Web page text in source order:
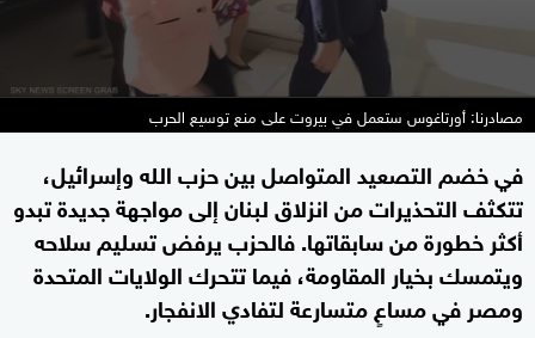
مصادرنا: أورتاغوس ستعمل في بيروت على منع توسيع الحرب
في خضم التصعيد المتواصل بين حزب الله وإسرائيل،
تتكثف التحذيرات من انزلاق لبنان إلى مواجهة جديدة تبدو
أكثر خطورة من سابقاتها. فالحزب يرفض تسليم سلاحه
ويتمسك بخيار المقاومة، فيما تتحرك الولايات المتحدة
ومصر في مساعٍ متسارعة لتفادي الانفجار.